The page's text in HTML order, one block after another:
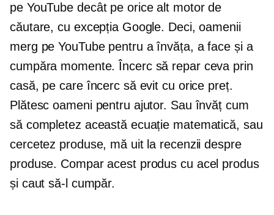
pe YouTube decât pe orice alt motor de
căutare, cu excepția Google. Deci, oamenii
merg pe YouTube pentru a învăța, a face și a
cumpăra momente. Încerc să repar ceva prin
casă, pe care încerc să evit cu orice preț.
Plătesc oameni pentru ajutor. Sau învăț cum
să completez această ecuație matematică, sau
cercetez produse, mă uit la recenzii despre
produse. Compar acest produs cu acel produs
și caut să-l cumpăr.